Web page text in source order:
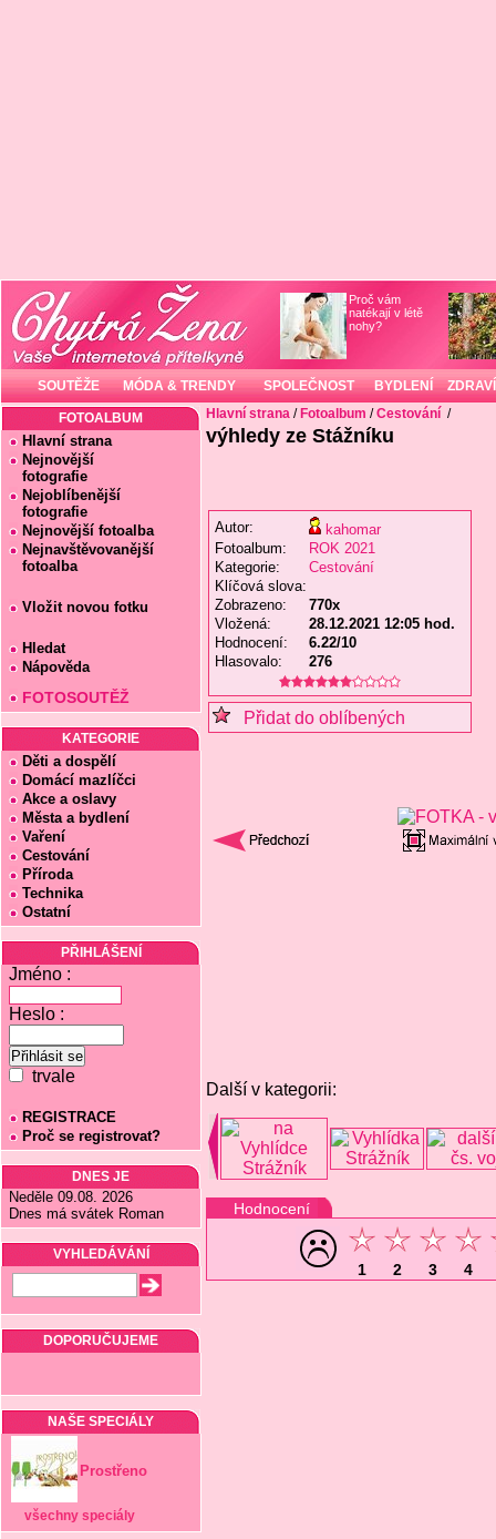
Proč vám
natékají v létě
nohy?
SOUTĚŽE MÓDA & TRENDY SPOLEČNOST BYDLENÍ ZDRAVÍ
FOTOALBUM
Hlavní strana
Nejnovější
fotografie
Nejoblíbenější
fotografie
Nejnovější fotoalba
Nejnavštěvovanější
fotoalba
Vložit novou fotku
Hledat
Nápověda
FOTOSOUTĚŽ
KATEGORIE
Děti a dospělí
Domácí mazlíčci
Akce a oslavy
Města a bydlení
Vaření
Cestování
Příroda
Technika
Ostatní
PŘIHLÁŠENÍ
Jméno :
Heslo :
trvale
REGISTRACE
Proč se registrovat?
DNES JE
Neděle 09.08. 2026
Dnes má svátek Roman
VYHLEDÁVÁNÍ
DOPORUČUJEME
NAŠE SPECIÁLY
Prostřeno
všechny speciály
Hlavní strana / Fotoalbum /Cestování /
výhledy ze Stážníku
Autor:
kahomar
Fotoalbum:
ROK 2021
Kategorie:
Cestování
Klíčová slova:
Zobrazeno:
770x
Vložená:
28.12.2021 12:05 hod.
Hodnocení:
6.22/10
Hlasovalo:
276
Přidat do oblíbených
Další v kategorii:
Hodnocení
1 2 3 4